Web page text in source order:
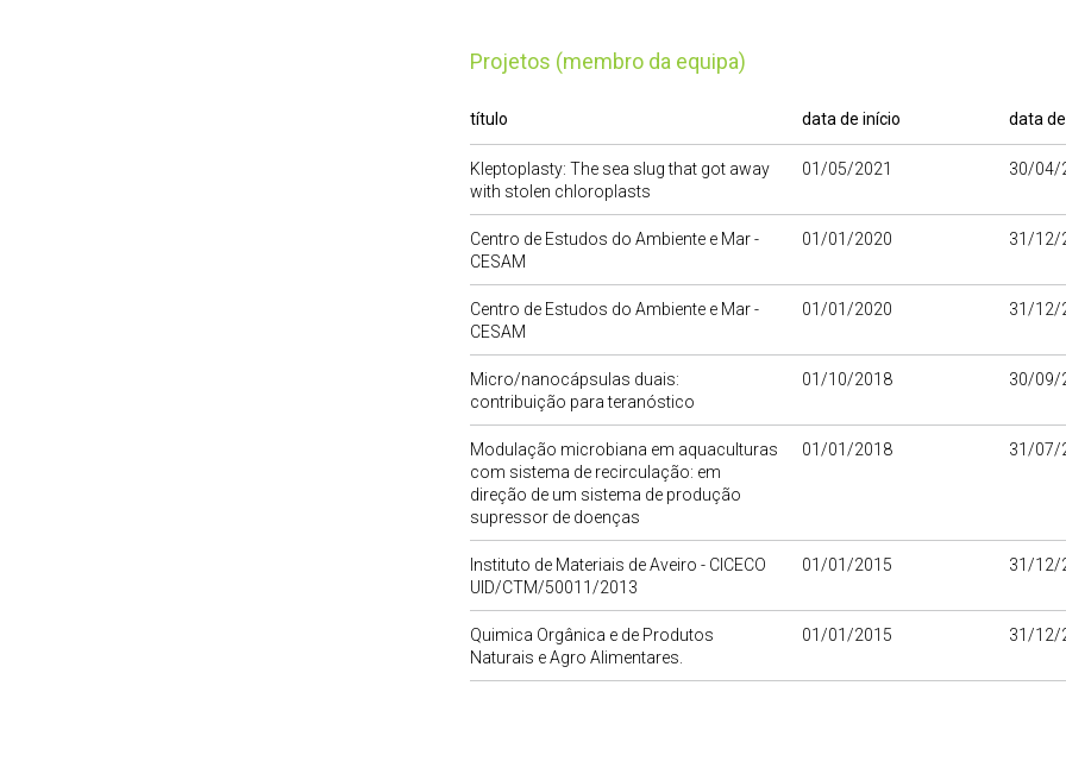
Projetos (membro da equipa)
título data de início data
Kleptoplasty: The sea slug that got away
with stolen chloroplasts
01/05/2021 30/04/
Centro de Estudos do Ambiente e Mar -
CESAM
01/01/2020 31/12/
Centro de Estudos do Ambiente e Mar -
CESAM
01/01/2020 31/12/
Micro/nanocápsulas duais:
contribuição para teranóstico
01/10/2018 30/09/
Modulação microbiana em aquaculturas
com sistema de recirculação: em
direção de um sistema de produção
supressor de doenças
01/01/2018 31/07/
Instituto de Materiais de Aveiro - CICECO
UID/CTM/50011/2013
01/01/2015 31/12/
Quimica Orgânica e de Produtos
Naturais e Agro Alimentares.
01/01/2015 31/12/